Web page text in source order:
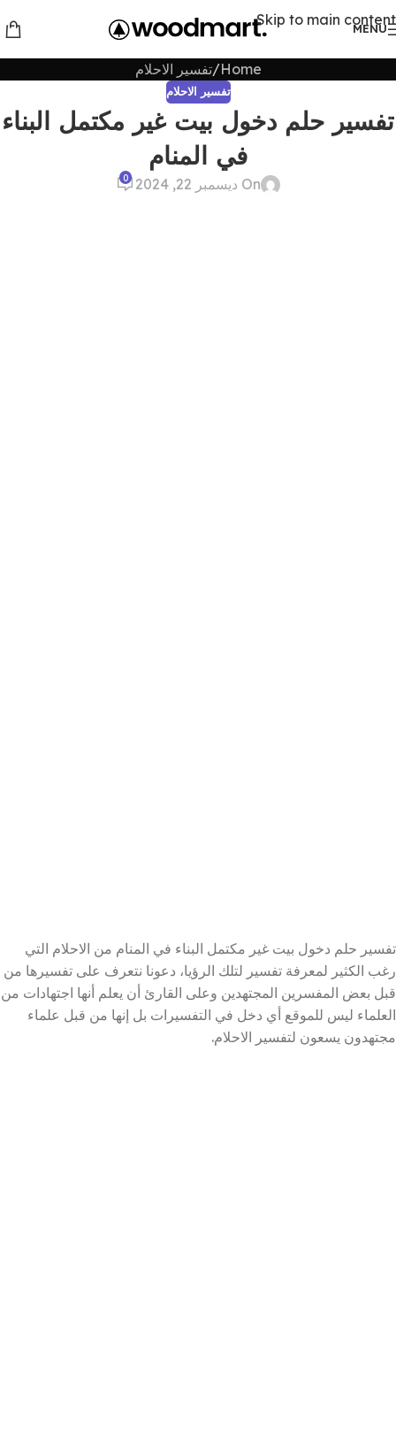
Skip to main content
MENU
Home تفسير الاحلام
تفسير الاحلام
تفسير حلم دخول بيت غير مكتمل البناء
في المنام
On ديسمبر 22, 2024 0
تفسير حلم دخول بيت غير مكتمل البناء في المنام من الاحلام التي
رغب الكثير لمعرفة تفسير لتلك الرؤيا، دعونا نتعرف على تفسيرها من
قبل بعض المفسرين المجتهدين وعلى القارئ أن يعلم أنها اجتهادات من
العلماء ليس للموقع أي دخل في التفسيرات بل إنها من قبل علماء
مجتهدون يسعون لتفسير الاحلام.